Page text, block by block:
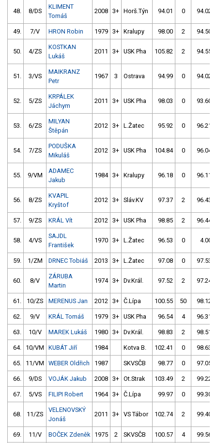
48. 8/DS
KLIMENT
Tomáš
2008 3+ Horš.Týn 94.01 0 94.02
49. 7/V HRON Robin 1979 3+ Kralupy 98.00 2 94.50
50. 4/ZS
KOSTKAN
Lukáš
2011 3+ USK Pha 105.82 2 94.55
51. 3/VS
MAIKRANZ
Petr
1967 3 Ostrava 94.99 0 94.02
52. 5/ZS
KRPÁLEK
Jáchym
2011 3+ USK Pha 98.03 0 93.60
53. 6/ZS
MILYAN
Štěpán
2012 3+ L.Žatec 95.92 0 96.21
54. 7/ZS
PODUŠKA
Mikuláš
2012 3+ USK Pha 104.84 0 96.04
55. 9/VM
ADAMEC
Jakub
1984 3+ Kralupy 96.18 0 96.11
56. 8/ZS
KVAPIL
Kryštof
2012 3+ Sláv.KV 97.37 2 96.43
57. 9/ZS KRÁL Vít 2012 3+ USK Pha 98.85 2 96.44
58. 4/VS
SAJDL
František
1970 3+ L.Žatec 96.53 0 4.00
59. 1/ZM DRNEC Tobiáš 2013 3+ L.Žatec 97.08 0 97.53
60. 8/V
ZÁRUBA
Martin
1974 3+ Dv.Král. 97.52 2 97.24
61. 10/ZS MERENUS Jan 2012 3+ Č.Lípa 100.55 50 98.12
62. 9/V KRÁL Tomáš 1979 3+ USK Pha 96.54 4 96.31
63. 10/V MAREK Lukáš 1980 3+ Dv.Král. 98.83 2 98.51
64. 10/VM KUBÁT Jiří 1984 Kotva B. 102.41 0 98.63
65. 11/VM WEBER Oldřich 1987 SKVSČB 98.77 0 97.05
66. 9/DS VOJÁK Jakub 2008 3+ Ot.Strak 103.49 2 99.22
67. 5/VS FILIPI Robert 1964 3+ Č.Lípa 99.97 0 99.30
68. 11/ZS
VELENOVSKÝ
Jonáš
2011 3+ VS Tábor 102.74 2 99.40
69. 11/V BOČEK Zdeněk 1975 2 SKVSČB 100.57 4 99.56